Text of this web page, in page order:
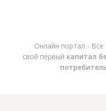
Онлайн портал - Все
свой первый капитал